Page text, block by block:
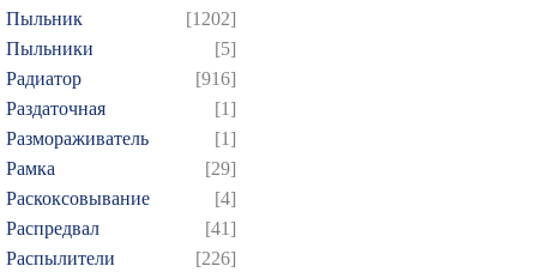
Пыльник
[1202]
Пыльники
[5]
Радиатор
[916]
Раздаточная
[1]
Размораживатель
[1]
Рамка
[29]
Раскоксовывание
[4]
Распредвал
[41]
Распылители
[226]